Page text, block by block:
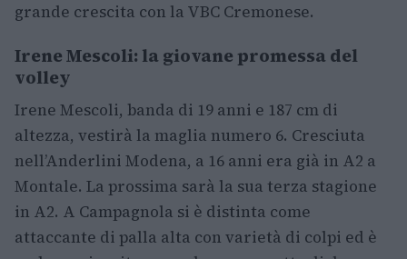
grande crescita con la VBC Cremonese.
Irene Mescoli: la giovane promessa del
volley
Irene Mescoli, banda di 19 anni e 187 cm di
altezza, vestirà la maglia numero 6. Cresciuta
nell’Anderlini Modena, a 16 anni era già in A2 a
Montale. La prossima sarà la sua terza stagione
in A2. A Campagnola si è distinta come
attaccante di palla alta con varietà di colpi ed è